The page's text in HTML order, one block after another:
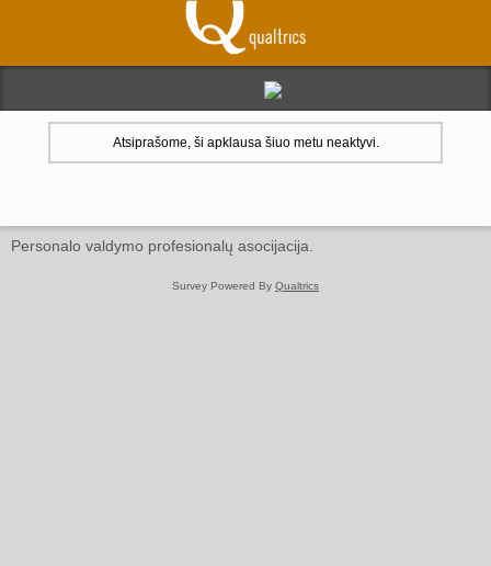
Atsiprašome, ši apklausa šiuo metu neaktyvi.
Personalo valdymo profesionalų asocijacija.
Survey Powered By Qualtrics